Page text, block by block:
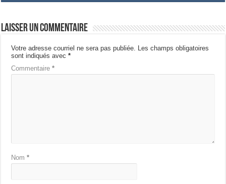
Laisser un commentaire
Votre adresse courriel ne sera pas publiée.
Les champs obligatoires
sont indiqués avec*
Commentaire*
Nom*